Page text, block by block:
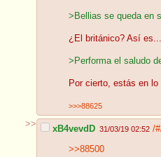
>Bellias se queda en
¿El británico? Así
>Performa el saludo
Por cierto, estás en
>>>88625
>> xB4vevdD 31/03/19 02:52 /
>>88500